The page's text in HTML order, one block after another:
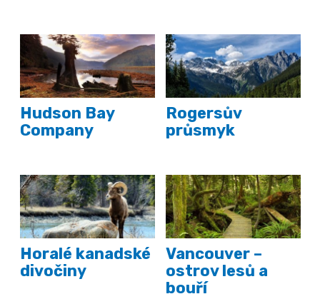
Hudson Bay
Company
Rogersův
průsmyk
Horalé kanadské
divočiny
Vancouver –
ostrov lesů a
bouří